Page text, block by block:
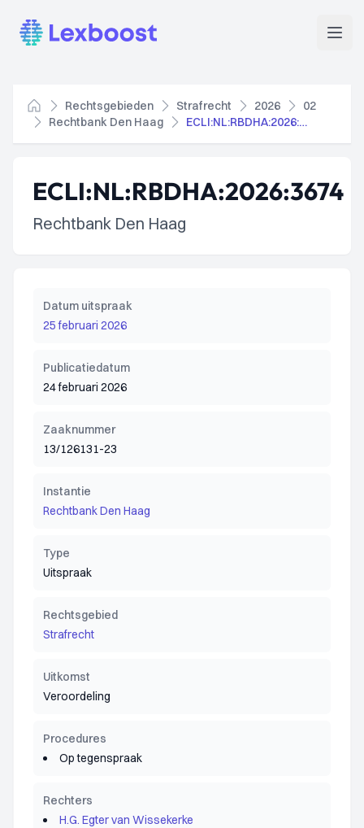
Lexboost
Home
Rechtsgebieden Strafrecht 2026
02
Rechtbank Den Haag
ECLI:NL:RBDHA:2026:3674
ECLI:NL:RBDHA:2026:3674
Rechtbank Den Haag
Datum uitspraak
25 februari 2026
Publicatiedatum
24 februari 2026
Zaaknummer
13/126131-23
Instantie
Rechtbank Den Haag
Type
Uitspraak
Rechtsgebied
Strafrecht
Uitkomst
Veroordeling
Procedures
Op tegenspraak
Rechters
H.G. Egter van Wissekerke